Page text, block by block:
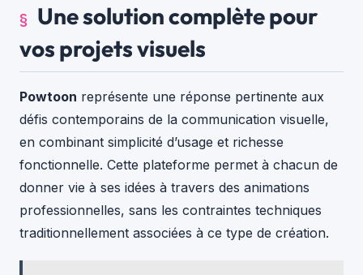
Une solution complète pour
vos projets visuels
Powtoon représente une réponse pertinente aux
défis contemporains de la communication visuelle,
en combinant simplicité d’usage et richesse
fonctionnelle. Cette plateforme permet à chacun de
donner vie à ses idées à travers des animations
professionnelles, sans les contraintes techniques
traditionnellement associées à ce type de création.